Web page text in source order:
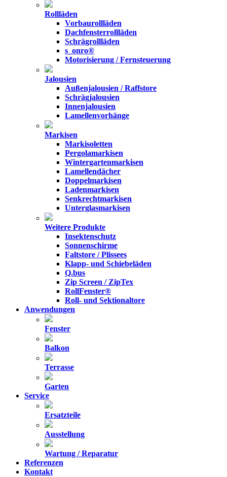
Rollläden
Vorbaurollläden
Dachfensterrollläden
Schrägrollläden
s_onro®
Motorisierung / Fernsteuerung
Jalousien
Außenjalousien / Raffstore
Schrägjalousien
Innenjalousien
Lamellenvorhänge
Markisen
Markisoletten
Pergolamarkisen
Wintergartenmarkisen
Lamellendächer
Doppelmarkisen
Ladenmarkisen
Senkrechtmarkisen
Unterglasmarkisen
Weitere Produkte
Insektenschutz
Sonnenschirme
Faltstore / Plissees
Klapp- und Schiebeläden
Q.bus
Zip Screen / ZipTex
RollFenster®
Roll- und Sektionaltore
Anwendungen
Fenster
Balkon
Terrasse
Garten
Service
Ersatzteile
Ausstellung
Wartung / Reparatur
Referenzen
Kontakt